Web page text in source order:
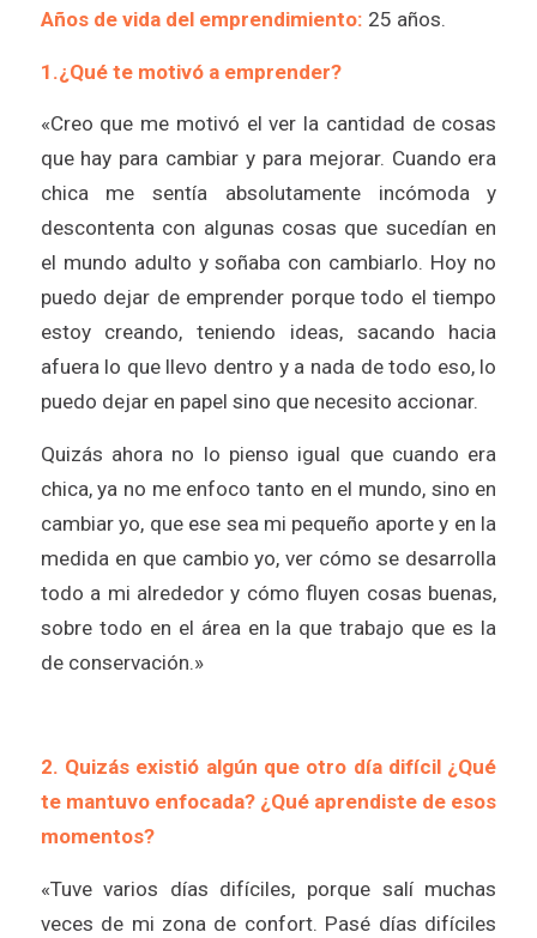
Años de vida del emprendimiento: 25 años.
1.¿Qué te motivó a emprender?
«Creo que me motivó el ver la cantidad de cosas
que hay para cambiar y para mejorar. Cuando era
chica me sentía absolutamente incómoda y
descontenta con algunas cosas que sucedían en
el mundo adulto y soñaba con cambiarlo. Hoy no
puedo dejar de emprender porque todo el tiempo
estoy creando, teniendo ideas, sacando hacia
afuera lo que llevo dentro y a nada de todo eso, lo
puedo dejar en papel sino que necesito accionar.
Quizás ahora no lo pienso igual que cuando era
chica, ya no me enfoco tanto en el mundo, sino en
cambiar yo, que ese sea mi pequeño aporte y en la
medida en que cambio yo, ver cómo se desarrolla
todo a mi alrededor y cómo fluyen cosas buenas,
sobre todo en el área en la que trabajo que es la
de conservación.»
2. Quizás existió algún que otro día difícil ¿Qué
te mantuvo enfocada? ¿Qué aprendiste de esos
momentos?
«Tuve varios días difíciles, porque salí muchas
veces de mi zona de confort. Pasé días difíciles